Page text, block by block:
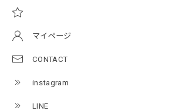
マイページ
CONTACT
instagram
LINE